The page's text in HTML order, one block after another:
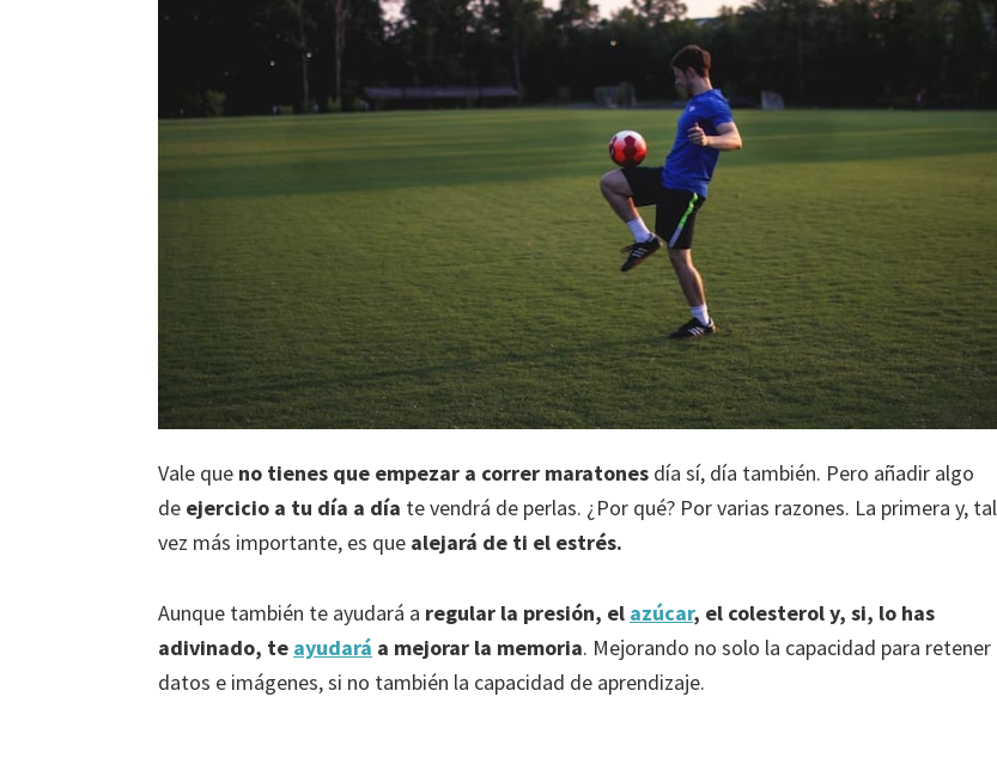
Vale que no tienes que empezar a correr maratones día sí, día también. Pero añadir algo
de ejercicio a tu día a día te vendrá de perlas. ¿Por qué? Por varias razones. La primera y, tal
vez más importante, es que alejará de ti el estrés.
Aunque también te ayudará a regular la presión, el azúcar, el colesterol y, si, lo has
adivinado, te ayudará a mejorar la memoria. Mejorando no solo la capacidad para retener
datos e imágenes, si no también la capacidad de aprendizaje.